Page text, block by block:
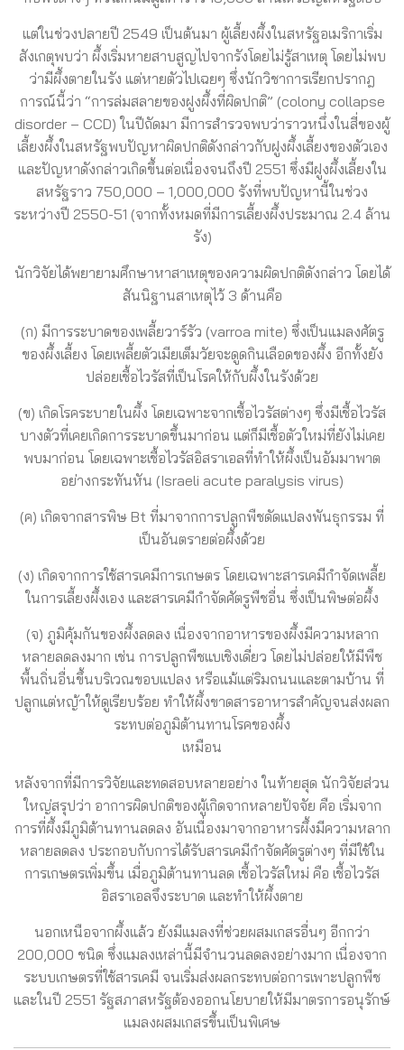
แต่ในช่วงปลายปี 2549 เป็นต้นมา ผู้เลี้ยงผึ้งในสหรัฐอเมริกาเริ่ม
สังเกตุพบว่า ผึ้งเริ่มหายสาบสูญไปจากรังโดยไม่รู้สาเหตุ โดยไม่พบ
ว่ามีผึ้งตายในรัง แต่หายตัวไปเฉยๆ ซึ่งนักวิชาการเรียกปรากฎ
การณ์นี้ว่า “การล่มสลายของฝูงผึ้งที่ผิดปกติ” (colony collapse
disorder – CCD) ในปีถัดมา มีการสำรวจพบว่าราวหนึ่งในสี่ของผู้
เลี้ยงผึ้งในสหรัฐพบปัญหาผิดปกติดังกล่าวกับฝูงผึ้งเลี้ยงของตัวเอง
และปัญหาดังกล่าวเกิดขึ้นต่อเนื่องจนถึงปี 2551 ซึ่งมีฝูงผึ้งเลี้ยงใน
สหรัฐราว 750,000 – 1,000,000 รังที่พบปัญหานี้ในช่วง
ระหว่างปี 2550-51 (จากทั้งหมดที่มีการเลี้ยงผึ้งประมาณ 2.4 ล้าน
รัง)
นักวิจัยได้พยายามศึกษาหาสาเหตุของความผิดปกติดังกล่าว โดยได้
สันนิฐานสาเหตุไว้ 3 ด้านคือ
(ก) มีการระบาดของเพลี้ยวาร์รัว (varroa mite) ซึ่งเป็นแมลงศัตรู
ของผึ้งเลี้ยง โดยเพลี้ยตัวเมียเต็มวัยจะดูดกินเลือดของผึ้ง อีกทั้งยัง
ปล่อยเชื้อไวรัสที่เป็นโรคให้กับผึ้งในรังด้วย
(ข) เกิดโรคระบายในผึ้ง โดยเฉพาะจากเชื้อไวรัสต่างๆ ซึ่งมีเชื้อไวรัส
บางตัวที่เคยเกิดการระบาดขึ้นมาก่อน แต่ก็มีเชื้อตัวใหม่ที่ยังไม่เคย
พบมาก่อน โดยเฉพาะเชื้อไวรัสอิสราเอลที่ทำให้ผึ้งเป็นอัมมาพาต
อย่างกระทันหัน (Israeli acute paralysis virus)
(ค) เกิดจากสารพิษ Bt ที่มาจากการปลูกพืชดัดแปลงพันธุกรรม ที่
เป็นอันตรายต่อผึ้งด้วย
(ง) เกิดจากการใช้สารเคมีการเกษตร โดยเฉพาะสารเคมีกำจัดเพลี้ย
ในการเลี้ยงผึ้งเอง และสารเคมีกำจัดศัตรูพืชอื่น ซึ่งเป็นพิษต่อผึ้ง
(จ) ภูมิคุ้มกันของผึ้งลดลง เนื่องจากอาหารของผึ้งมีความหลาก
หลายลดลงมาก เช่น การปลูกพืชแบเชิงเดี่ยว โดยไม่ปล่อยให้มีพืช
พื้นถิ่นอื่นขึ้นบริเวณขอบแปลง หรือแม้แต่ริมถนนและตามบ้าน ที่
ปลูกแต่หญ้าให้ดูเรียบร้อย ทำให้ผึ้งขาดสารอาหารสำคัญจนส่งผลก
ระทบต่อภูมิต้านทานโรคของผึ้ง
เหมือน
หลังจากที่มีการวิจัยและทดสอบหลายอย่าง ในท้ายสุด นักวิจัยส่วน
ใหญ่สรุปว่า อาการผิดปกติของผู้เกิดจากหลายปัจจัย คือ เริ่มจาก
การที่ผึ้งมีภูมิต้านทานลดลง อันเนื่องมาจากอาหารผึ้งมีความหลาก
หลายลดลง ประกอบกับการได้รับสารเคมีกำจัดศัตรูต่างๆ ที่มีใช้ใน
การเกษตรเพิ่มขึ้น เมื่อภูมิต้านทานลด เชื้อไวรัสใหม่ คือ เชื้อไวรัส
อิสราเอลจึงระบาด และทำให้ผึ้งตาย
นอกเหนือจากผึ้งแล้ว ยังมีแมลงที่ช่วยผสมเกสรอื่นๆ อีกกว่า
200,000 ชนิด ซึ่งแมลงเหล่านี้มีจำนวนลดลงอย่างมาก เนื่องจาก
ระบบเกษตรที่ใช้สารเคมี จนเริ่มส่งผลกระทบต่อการเพาะปลูกพืช
และในปี 2551 รัฐสภาสหรัฐต้องออกนโยบายให้มีมาตรการอนุรักษ์
แมลงผสมเกสรขึ้นเป็นพิเศษ